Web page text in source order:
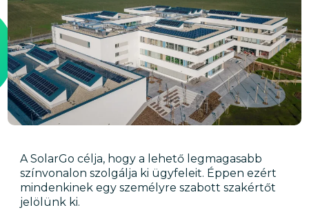
A SolarGo célja, hogy a lehető legmagasabb
színvonalon szolgálja ki ügyfeleit. Éppen ezért
mindenkinek egy személyre szabott szakértőt
jelölünk ki.